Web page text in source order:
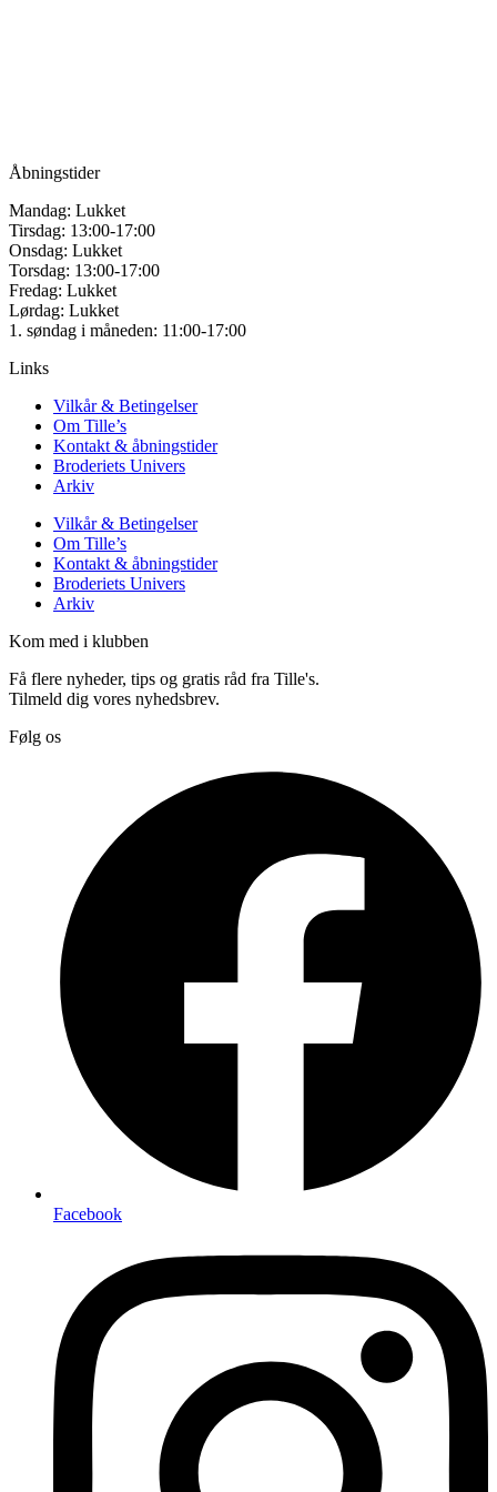
Åbningstider
Mandag: Lukket
Tirsdag: 13:00-17:00
Onsdag: Lukket
Torsdag: 13:00-17:00
Fredag: Lukket
Lørdag: Lukket
1. søndag i måneden: 11:00-17:00
Links
Vilkår & Betingelser
Om Tille’s
Kontakt & åbningstider
Broderiets Univers
Arkiv
Vilkår & Betingelser
Om Tille’s
Kontakt & åbningstider
Broderiets Univers
Arkiv
Kom med i klubben
Få flere nyheder, tips og gratis råd fra Tille's.
Tilmeld dig vores nyhedsbrev.
Følg os
Facebook